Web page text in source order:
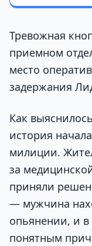
Тревожная
приемном
место
задержания
Как
история
милиции.
за
приняли
— мужчина
опьянении, и в
понятным